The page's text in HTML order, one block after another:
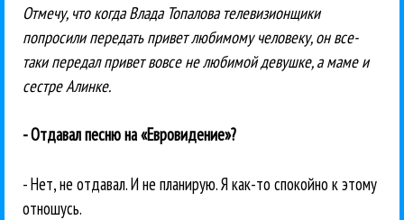
Отмечу, что когда Влада Топалова телевизионщики
попросили передать привет любимому человеку, он все-
таки передал привет вовсе не любимой девушке, а маме и
сестре Алинке.
- Отдавал песню на «Евровидение»?
- Нет, не отдавал. И не планирую. Я как-то спокойно к этому
отношусь.